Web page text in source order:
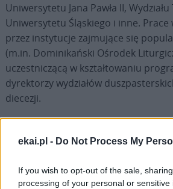
ekai.pl - Do Not Process My
If you wish to opt-out of the sale,
processing of your personal or
Uniwersytetu Jana Pawła II,
Uniwersytetu Śląskiego i inne. Prace
przez instytucje zajmujące się
(m.in. Dominikański Ośrodek
uczestniczącą w kształtowaniu
dyrektorzy wydziałów
diecezji.
Drogi Czytelniku,